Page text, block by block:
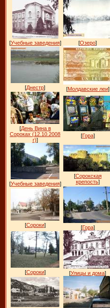
[Учебные заведения] [Озеро]
[Днестр] [Молдавские леи]
[День Вина в
Сороках (12.10.2008
г)]
[Гора]
[Учебные заведения]
[Сорокская
крепость]
[Сороки] [Гора]
[Сороки] [Улицы и дома]